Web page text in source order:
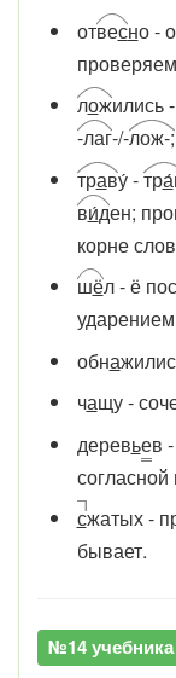
отвесно -
ложились
-лаг-/-лож-;
траву́ -тра
ви́ден;
корне
шёл - ё
обна
чащу -
деревьев
сжатых -
бывает.
№14 учебника